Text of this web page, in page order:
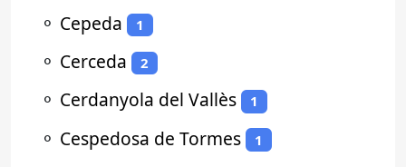
⚬ Cepeda 1
⚬ Cerceda 2
⚬ Cerdanyola del Vallès 1
⚬ Cespedosa de Tormes 1